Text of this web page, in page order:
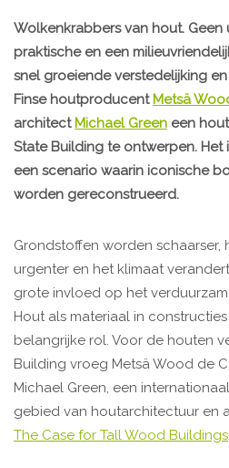
Wolkenkrabbers van hout.
praktische en een
snel groeiende verstedelijking
Finse houtproducent Metsä
architect Michael Green een
State Building te ontwerpen. Het
een scenario waarin iconische
worden gereconstrueerd.
Grondstoffen worden schaarser,
urgenter en het klimaat
grote invloed op het
Hout als materiaal in
belangrijke rol. Voor de houten
Building vroeg Metsä Wood de
Michael Green, een
gebied van houtarchitectuur en
The Case for Tall Wood Buildings